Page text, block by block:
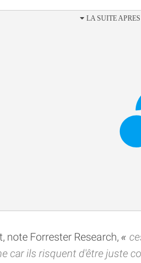
note Forrester Research,
car ils risquent d'être juste